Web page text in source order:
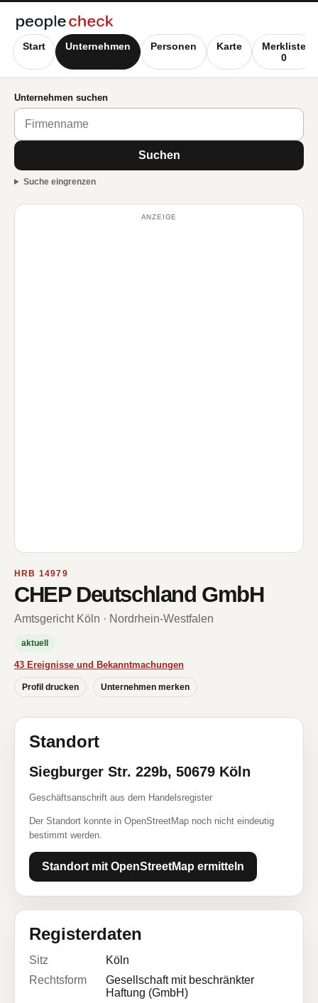
Start Unternehmen Personen Karte
Merkliste
0
Unternehmen suchen
Suchen
Suche eingrenzen
ANZEIGE
HRB 14979
CHEP Deutschland GmbH
Amtsgericht Köln · Nordrhein-Westfalen
aktuell
43 Ereignisse und Bekanntmachungen
Profil drucken Unternehmen merken
Standort
Siegburger Str. 229b, 50679 Köln
Geschäftsanschrift aus dem Handelsregister
Der Standort konnte in OpenStreetMap noch nicht eindeutig
bestimmt werden.
Standort mit OpenStreetMap ermitteln
Registerdaten
Sitz
Köln
Rechtsform
Gesellschaft mit beschränkter
Haftung (GmbH)